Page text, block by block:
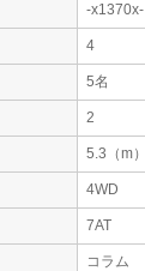
-x1370x-
4
5名
2
5.3（m）
4WD
7AT
コラム